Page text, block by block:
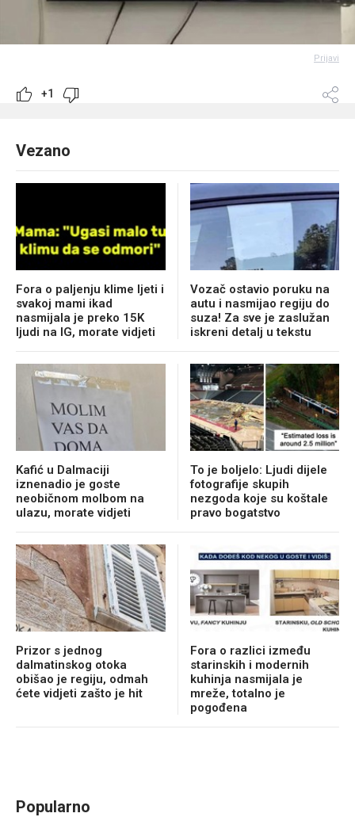
Prijavi
+1
Vezano
Fora o paljenju klime ljeti i
svakoj mami ikad
nasmijala je preko 15K
ljudi na IG, morate vidjeti
Vozač ostavio poruku na
autu i nasmijao regiju do
suza! Za sve je zaslužan
iskreni detalj u tekstu
Kafić u Dalmaciji
iznenadio je goste
neobičnom molbom na
ulazu, morate vidjeti
To je boljelo: Ljudi dijele
fotografije skupih
nezgoda koje su koštale
pravo bogatstvo
Prizor s jednog
dalmatinskog otoka
obišao je regiju, odmah
ćete vidjeti zašto je hit
Fora o razlici između
starinskih i modernih
kuhinja nasmijala je
mreže, totalno je
pogođena
Popularno